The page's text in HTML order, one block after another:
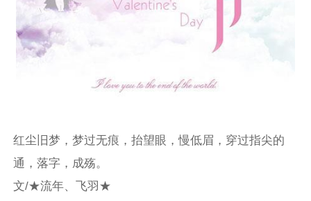
红尘旧梦，梦过无痕，抬望眼，慢低眉，穿过指尖的
通，落字，成殇。
文/★流年、飞羽★